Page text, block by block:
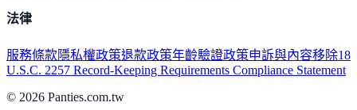
法律
服務條款隱私權政策退款政策年齡驗證政策申訴與內容移除18
U.S.C. 2257 Record-Keeping Requirements Compliance Statement
© 2026 Panties.com.tw